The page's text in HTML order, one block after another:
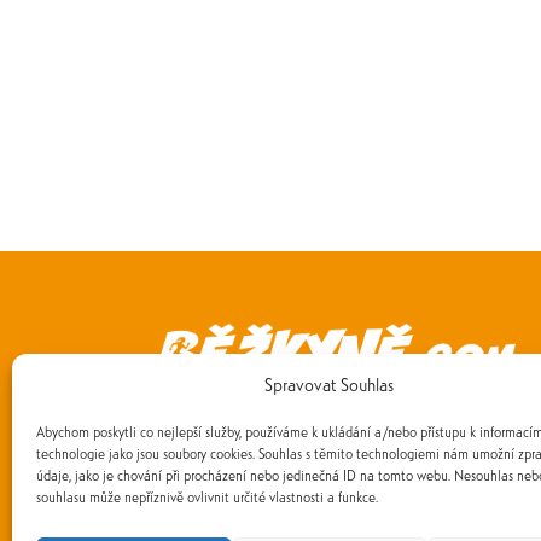
Spravovat Souhlas
Abychom poskytli co nejlepší služby, používáme k ukládání a/nebo přístupu k
technologie jako jsou soubory cookies. Souhlas s těmito technologiemi nám umožní
údaje, jako je chování při procházení nebo jedinečná ID na tomto webu. Nesouhlas
souhlasu může nepříznivě ovlivnit určité vlastnosti a funkce.
+420 774 499 773 info@bezkyne.com
Běžkyně.com, Peroutkova 531/81, 15800, Praha 5